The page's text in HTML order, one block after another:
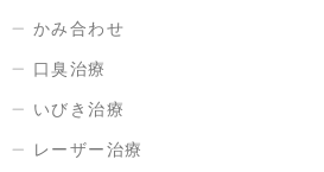
かみ合わせ
口臭治療
いびき治療
レーザー治療